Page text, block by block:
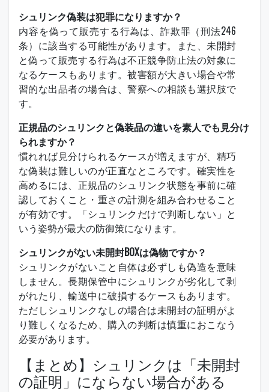
シュリンク偽装は犯罪になりますか？
内容を偽って販売する行為は、詐欺罪（刑法246
条）に該当する可能性があります。また、未開封
と偽って販売する行為は不正競争防止法の対象に
なるケースもあります。被害額が大きい場合や常
習的な出品者の場合は、警察への相談も選択肢で
す。
正規品のシュリンクと偽装品の違いを素人でも見分け
られますか？
慣れれば見分けられるケースが増えますが、精巧
な偽装は難しいのが正直なところです。確実性を
高めるには、正規品のシュリンク状態を事前に確
認しておくこと・重さの計測を組み合わせること
が有効です。「シュリンクだけで判断しない」と
いう姿勢が最大の防御策になります。
シュリンクがない未開封BOXは偽物ですか？
シュリンクがないこと自体は必ずしも偽造を意味
しません。長期保管中にシュリンクが劣化して剥
がれたり、輸送中に破損するケースもあります。
ただしシュリンクなしの場合は未開封の証明がよ
り難しくなるため、購入の判断は慎重におこなう
必要があります。
【まとめ】シュリンクは「未開封
の証明」にならない場合がある